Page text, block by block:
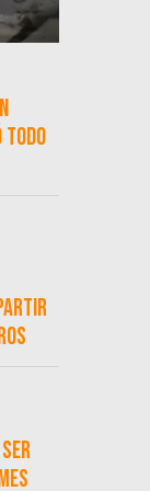
todo
ser